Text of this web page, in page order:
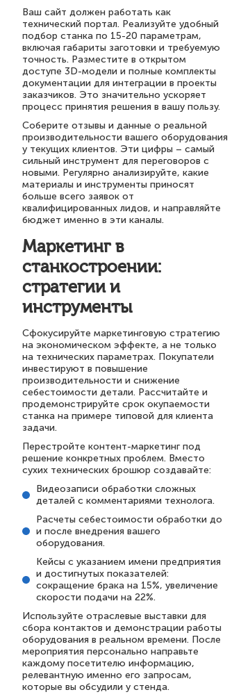
Ваш сайт должен работать как
технический портал. Реализуйте удобный
подбор станка по 15-20 параметрам,
включая габариты заготовки и требуемую
точность. Разместите в открытом
доступе 3D-модели и полные комплекты
документации для интеграции в проекты
заказчиков. Это значительно ускоряет
процесс принятия решения в вашу пользу.
Соберите отзывы и данные о реальной
производительности вашего оборудования
у текущих клиентов. Эти цифры – самый
сильный инструмент для переговоров с
новыми. Регулярно анализируйте, какие
материалы и инструменты приносят
больше всего заявок от
квалифицированных лидов, и направляйте
бюджет именно в эти каналы.
Маркетинг в
станкостроении:
стратегии и
инструменты
Сфокусируйте маркетинговую стратегию
на экономическом эффекте, а не только
на технических параметрах. Покупатели
инвестируют в повышение
производительности и снижение
себестоимости детали. Рассчитайте и
продемонстрируйте срок окупаемости
станка на примере типовой для клиента
задачи.
Перестройте контент-маркетинг под
решение конкретных проблем. Вместо
сухих технических брошюр создавайте:
Видеозаписи обработки сложных
деталей с комментариями технолога.
Расчеты себестоимости обработки до
и после внедрения вашего
оборудования.
Кейсы с указанием имени предприятия
и достигнутых показателей:
сокращение брака на 15%, увеличение
скорости подачи на 22%.
Используйте отраслевые выставки для
сбора контактов и демонстрации работы
оборудования в реальном времени. После
мероприятия персонально направьте
каждому посетителю информацию,
релевантную именно его запросам,
которые вы обсудили у стенда.